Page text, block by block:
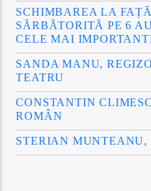
SCHIMBAREA LA
SĂRBĂTORITĂ PE 6
CELE MAI
SANDA MANU,
TEATRU
CONSTANTIN
ROMÂN
STERIAN